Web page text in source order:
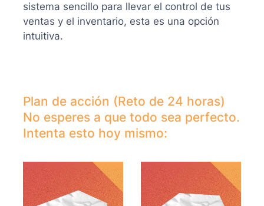
sistema sencillo para llevar el control de tus
ventas y el inventario, esta es una opción
intuitiva.
Plan de acción (Reto de 24 horas)
No esperes a que todo sea perfecto.
Intenta esto hoy mismo: